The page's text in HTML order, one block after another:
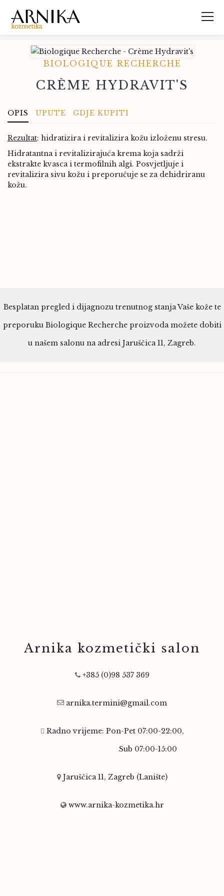
BIOLOGIQUE RECHERCHE
CRÈME HYDRAVIT'S
OPIS UPUTE GDJE KUPITI
Rezultat: hidratizira i revitalizira kožu izloženu stresu.
Hidratantna i revitalizirajuća krema koja sadrži
ekstrakte kvasca i termofilnih algi. Posvjetljuje i
revitalizira sivu kožu i preporučuje se za dehidriranu
kožu.
Besplatan pregled i dijagnozu trenutnog stanja Vaše kože te
preporuku Biologique Recherche proizvoda možete dobiti
u našem salonu na adresi Jaruščica 11, Zagreb.
Arnika kozmetički salon
+385 (0)98 537 369
arnika.termini@gmail.com
Radno vrijeme: Pon-Pet 07:00-22:00,
Sub 07:00-15:00
Jaruščica 11, Zagreb (Lanište)
www.arnika-kozmetika.hr